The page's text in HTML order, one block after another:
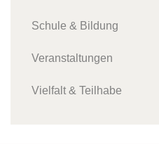
Schule & Bildung
Veranstaltungen
Vielfalt & Teilhabe